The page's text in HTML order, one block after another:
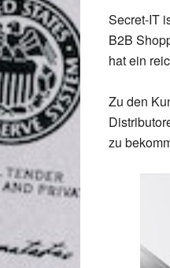
Secret-IT
B2B
hat ein
Zu den
zu